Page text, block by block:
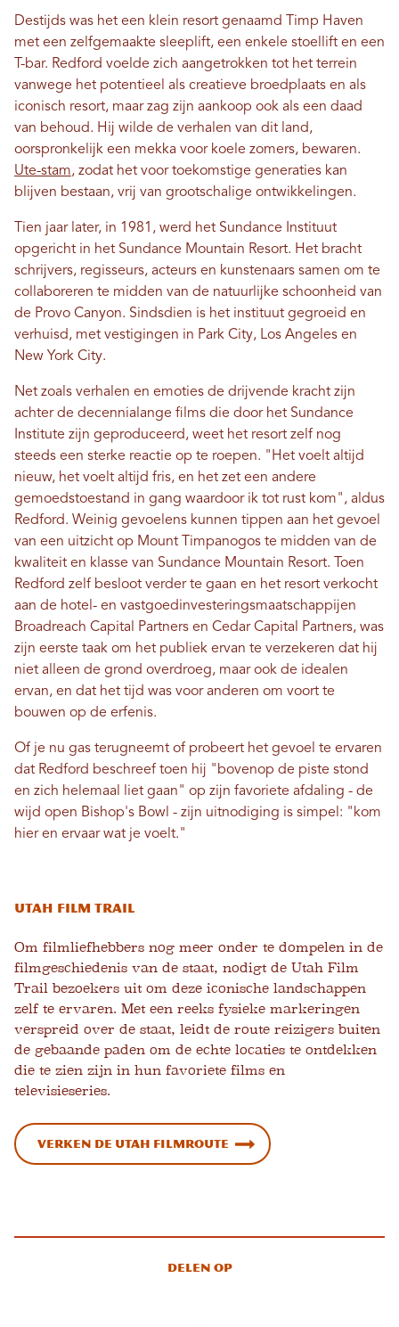
Destijds was het een klein resort genaamd Timp Haven
met een zelfgemaakte sleeplift, een enkele stoellift en een
T-bar. Redford voelde zich aangetrokken tot het terrein
vanwege het potentieel als creatieve broedplaats en als
iconisch resort, maar zag zijn aankoop ook als een daad
van behoud. Hij wilde de verhalen van dit land,
oorspronkelijk een mekka voor koele zomers, bewaren.
Ute-stam, zodat het voor toekomstige generaties kan
blijven bestaan, vrij van grootschalige ontwikkelingen.
Tien jaar later, in 1981, werd het Sundance Instituut
opgericht in het Sundance Mountain Resort. Het bracht
schrijvers, regisseurs, acteurs en kunstenaars samen om te
collaboreren te midden van de natuurlijke schoonheid van
de Provo Canyon. Sindsdien is het instituut gegroeid en
verhuisd, met vestigingen in Park City, Los Angeles en
New York City.
Net zoals verhalen en emoties de drijvende kracht zijn
achter de decennialange films die door het Sundance
Institute zijn geproduceerd, weet het resort zelf nog
steeds een sterke reactie op te roepen. "Het voelt altijd
nieuw, het voelt altijd fris, en het zet een andere
gemoedstoestand in gang waardoor ik tot rust kom", aldus
Redford. Weinig gevoelens kunnen tippen aan het gevoel
van een uitzicht op Mount Timpanogos te midden van de
kwaliteit en klasse van Sundance Mountain Resort. Toen
Redford zelf besloot verder te gaan en het resort verkocht
aan de hotel- en vastgoedinvesteringsmaatschappijen
Broadreach Capital Partners en Cedar Capital Partners, was
zijn eerste taak om het publiek ervan te verzekeren dat hij
niet alleen de grond overdroeg, maar ook de idealen
ervan, en dat het tijd was voor anderen om voort te
bouwen op de erfenis.
Of je nu gas terugneemt of probeert het gevoel te ervaren
dat Redford beschreef toen hij "bovenop de piste stond
en zich helemaal liet gaan" op zijn favoriete afdaling - de
wijd open Bishop's Bowl - zijn uitnodiging is simpel: "kom
hier en ervaar wat je voelt."
Utah Film Trail
Om filmliefhebbers nog meer onder te dompelen in de
filmgeschiedenis van de staat, nodigt de Utah Film
Trail bezoekers uit om deze iconische landschappen
zelf te ervaren. Met een reeks fysieke markeringen
verspreid over de staat, leidt de route reizigers buiten
de gebaande paden om de echte locaties te ontdekken
die te zien zijn in hun favoriete films en
televisieseries.
Verken de Utah filmroute
Delen op